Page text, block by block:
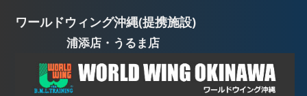
ワールドウィング沖縄(提携施設)
浦添店・うるま店